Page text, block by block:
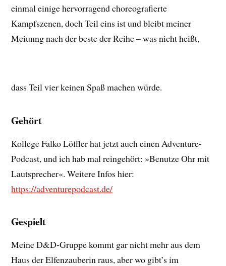
einmal einige hervorragend choreografierte
Kampfszenen, doch Teil eins ist und bleibt meiner
Meiunng nach der beste der Reihe – was nicht heißt,
dass Teil vier keinen Spaß machen würde.
Gehört
Kollege Falko Löffler hat jetzt auch einen Adventure-
Podcast, und ich hab mal reingehört: »Benutze Ohr mit
Lautsprecher«. Weitere Infos hier:
https://adventurepodcast.de/
Gespielt
Meine D&D-Gruppe kommt gar nicht mehr aus dem
Haus der Elfenzauberin raus, aber wo gibt’s im